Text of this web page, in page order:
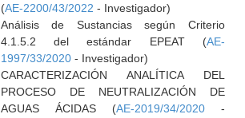
(AE-2200/43/2022 - Investigador)
Análisis de Sustancias según Criterio
4.1.5.2 del estándar EPEAT (AE-
1997/33/2020- Investigador)
CARACTERIZACIÓN ANALÍTICA DEL
PROCESO DE NEUTRALIZACIÓN DE
AGUAS ÁCIDAS (AE-2019/34/2020-